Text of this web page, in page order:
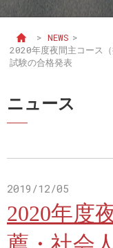
> NEWS >
2020年度夜間主コース
試験の合格発表
ニュース
2019/12/05
2020年度